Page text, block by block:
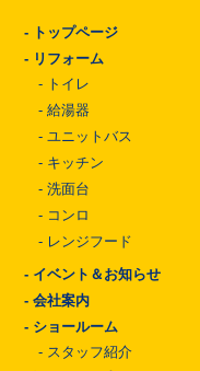
- トップページ
- リフォーム
- トイレ
- 給湯器
- ユニットバス
- キッチン
- 洗面台
- コンロ
- レンジフード
- イベント＆お知らせ
- 会社案内
- ショールーム
- スタッフ紹介